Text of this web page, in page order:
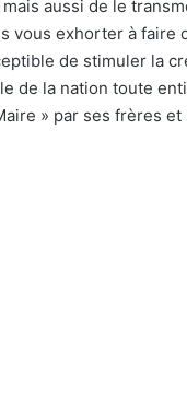
aussi de le
vous exhorter à faire
de stimuler la
de la nation toute
» par ses frères